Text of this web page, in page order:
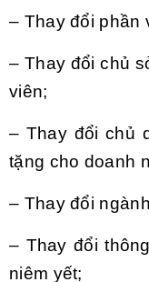
– Thay đổi phần
– Thay đổi chủ
viên;
– Thay đổi chủ
tặng cho doanh
– Thay đổi
– Thay đổi
niêm yết;